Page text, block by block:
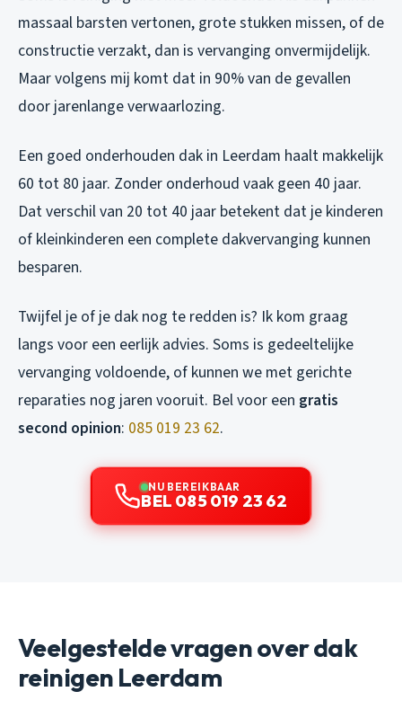
massaal barsten vertonen, grote stukken missen, of de
constructie verzakt, dan is vervanging onvermijdelijk.
Maar volgens mij komt dat in 90% van de gevallen
door jarenlange verwaarlozing.
Een goed onderhouden dak in Leerdam haalt makkelijk
60 tot 80 jaar. Zonder onderhoud vaak geen 40 jaar.
Dat verschil van 20 tot 40 jaar betekent dat je kinderen
of kleinkinderen een complete dakvervanging kunnen
besparen.
Twijfel je of je dak nog te redden is? Ik kom graag
langs voor een eerlijk advies. Soms is gedeeltelijke
vervanging voldoende, of kunnen we met gerichte
reparaties nog jaren vooruit. Bel voor een gratis
second opinion: 085 019 23 62.
NU BEREIKBAAR
BEL 085 019 23 62
Veelgestelde vragen over dak
reinigen Leerdam